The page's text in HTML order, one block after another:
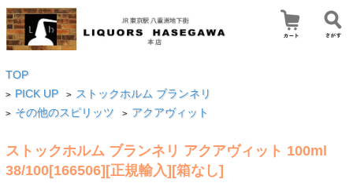
TOP
> PICK UP > ストックホルム ブランネリ
> その他のスピリッツ > アクアヴィット
ストックホルム ブランネリ アクアヴィット 100ml
38/100[166506][正規輸入][箱なし]